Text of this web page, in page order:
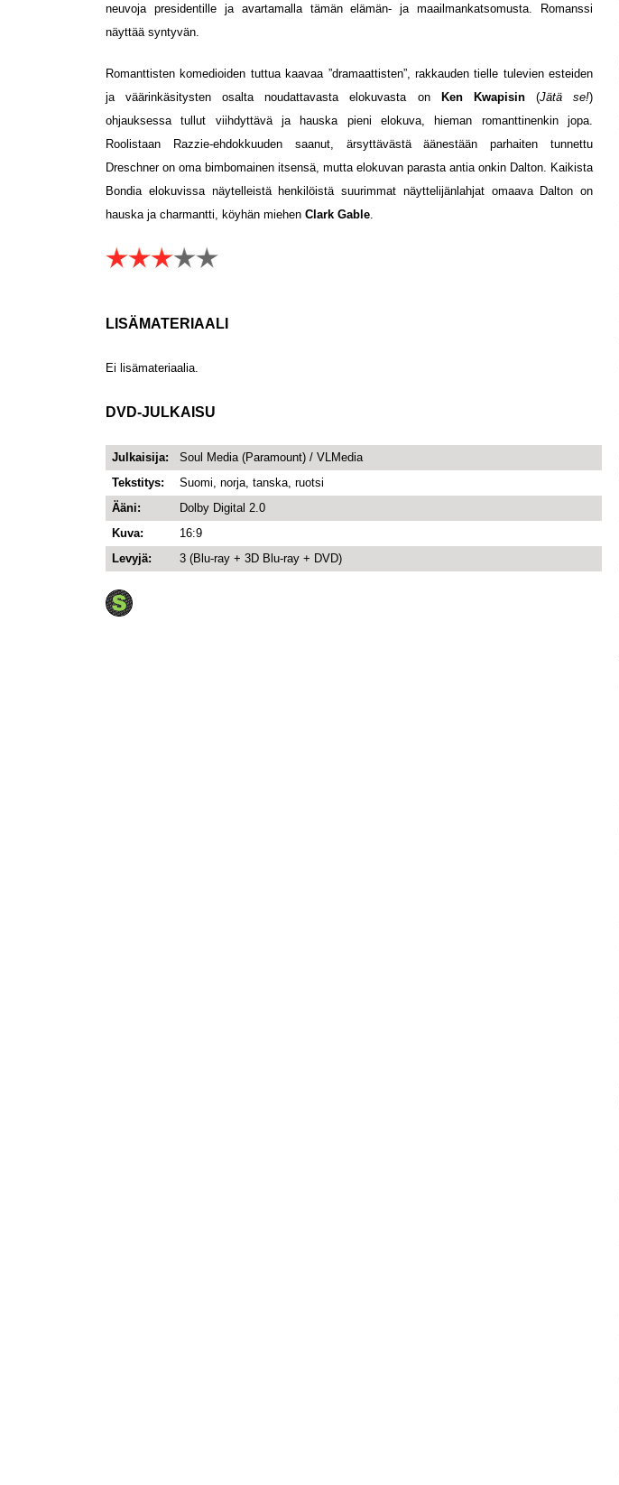
neuvoja presidentille ja avartamalla tämän elämän- ja maailmankatsomusta. Romanssi
näyttää syntyvän.
Romanttisten komedioiden tuttua kaavaa ”dramaattisten”, rakkauden tielle tulevien esteiden
ja väärinkäsitysten osalta noudattavasta elokuvasta on
Ken Kwapisin(Jätä se!)
ohjauksessa tullut viihdyttävä ja hauska pieni elokuva, hieman romanttinenkin jopa.
Roolistaan Razzie-ehdokkuuden saanut, ärsyttävästä äänestään parhaiten tunnettu
Dreschner on oma bimbomainen itsensä, mutta elokuvan parasta antia onkin Dalton. Kaikista
Bondia elokuvissa näytelleistä henkilöistä suurimmat näyttelijänlahjat omaava Dalton on
hauska ja charmantti, köyhän miehen Clark Gable.
LISÄMATERIAALI
Ei lisämateriaalia.
DVD-JULKAISU
Julkaisija:
Soul Media (Paramount) / VLMedia
Tekstitys:
Suomi, norja, tanska, ruotsi
Ääni:
Dolby Digital 2.0
Kuva:
16:9
Levyjä:
3 (Blu-ray + 3D Blu-ray + DVD)